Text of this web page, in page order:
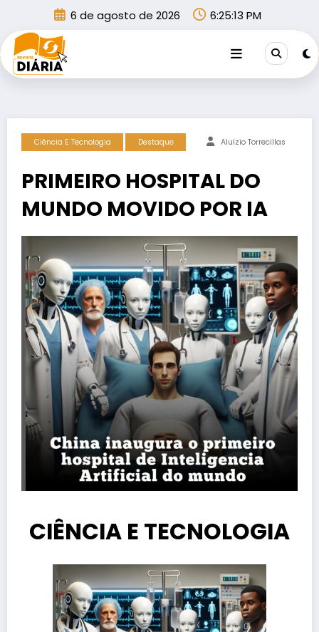
conteúdo
6 de agosto de 2026 6:25:13 PM
Ciência E Tecnologia Destaque Aluízio Torrecillas
PRIMEIRO HOSPITAL DO
MUNDO MOVIDO POR IA
CIÊNCIA E TECNOLOGIA